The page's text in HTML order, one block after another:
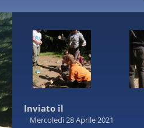
Inviato il
Mercoledì 28 Aprile 2021